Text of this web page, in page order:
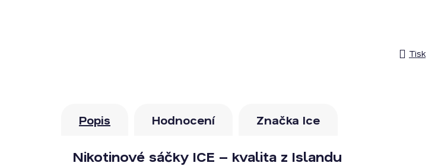
Tisk
Popis Hodnocení Značka Ice
Nikotinové sáčky ICE – kvalita z Islandu